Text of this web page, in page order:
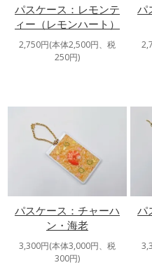
パスケース：レモンテ
ィー（レモンハート）
2,750円(本体2,500円、税
250円)
パ
パスケース：チャーハ
ン・海老
3,300円(本体3,000円、税
300円)
パ